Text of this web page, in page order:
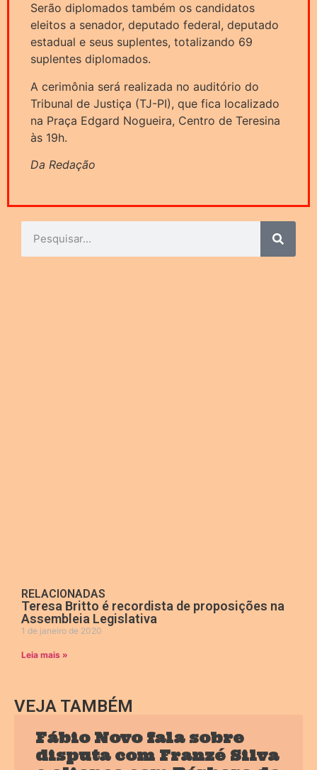
Serão diplomados também os candidatos
eleitos a senador, deputado federal, deputado
estadual e seus suplentes, totalizando 69
suplentes diplomados.
A cerimônia será realizada no auditório do
Tribunal de Justiça (TJ-PI), que fica localizado
na Praça Edgard Nogueira, Centro de Teresina
às 19h.
Da Redação
RELACIONADAS
Teresa Britto é recordista de proposições na
Assembleia Legislativa
1 de janeiro de 2020
Leia mais »
VEJA TAMBÉM
Fábio Novo fala sobre
disputa com Franzé Silva